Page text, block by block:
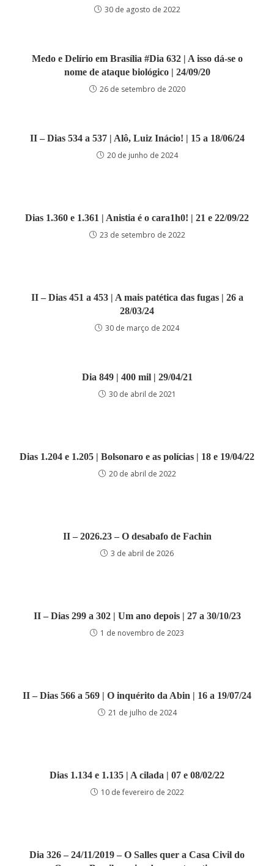
30 de agosto de 2022
Medo e Delírio em Brasília #Dia 632 | A isso dá-se o
nome de ataque biológico | 24/09/20
26 de setembro de 2020
II – Dias 534 a 537 | Alô, Luiz Inácio! | 15 a 18/06/24
20 de junho de 2024
Dias 1.360 e 1.361 | Anistia é o cara1h0! | 21 e 22/09/22
23 de setembro de 2022
II – Dias 451 a 453 | A mais patética das fugas | 26 a
28/03/24
30 de março de 2024
Dia 849 | 400 mil | 29/04/21
30 de abril de 2021
Dias 1.204 e 1.205 | Bolsonaro e as polícias | 18 e 19/04/22
20 de abril de 2022
II – 2026.23 – O desabafo de Fachin
3 de abril de 2026
II – Dias 299 a 302 | Um ano depois | 27 a 30/10/23
1 de novembro de 2023
II – Dias 566 a 569 | O inquérito da Abin | 16 a 19/07/24
21 de julho de 2024
Dias 1.134 e 1.135 | A cilada | 07 e 08/02/22
10 de fevereiro de 2022
Dia 326 – 24/11/2019 – O Salles quer a Casa Civil do